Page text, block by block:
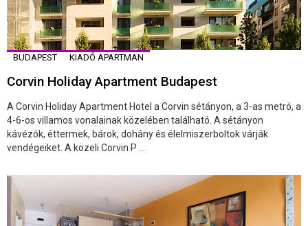
BUDAPEST KIADÓ APARTMAN
Corvin Holiday Apartment Budapest
A Corvin Holiday Apartment Hotel a Corvin sétányon, a 3-as metró, a
4-6-os villamos vonalainak közelében található. A sétányon
kávézók, éttermek, bárok, dohány és élelmiszerboltok várják
vendégeiket. A közeli Corvin P ...